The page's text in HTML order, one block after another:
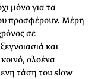
μόνο για τα
προσφέρουν. Μέρη
σε
και
ολοένα
τάση του slow